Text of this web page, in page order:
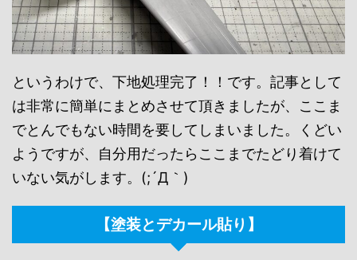
というわけで、下地処理完了！！です。記事として
は非常に簡単にまとめさせて頂きましたが、ここま
でとんでもない時間を要してしまいました。くどい
ようですが、自分用だったらここまでたどり着けて
いない気がします。(;´Д｀)
【塗装とデカール貼り】